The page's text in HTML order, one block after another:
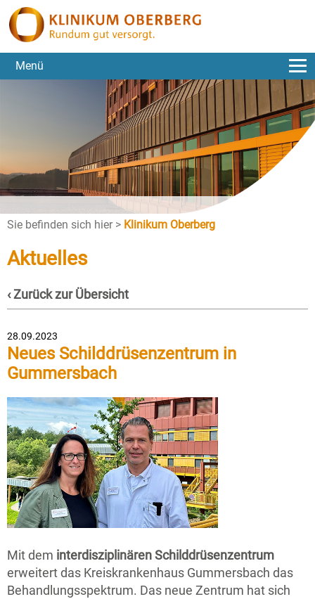
Menü
Sie befinden sich hier > Klinikum Oberberg
Aktuelles
‹ Zurück zur Übersicht
28.09.2023
Neues Schilddrüsenze​​​​​​​ntrum in
Gummersbach
Mit dem interdisziplinären Schilddrüsenzentrum
erweitert das Kreiskrankenhaus Gummersbach das
Behandlungsspektrum. Das neue Zentrum hat sich